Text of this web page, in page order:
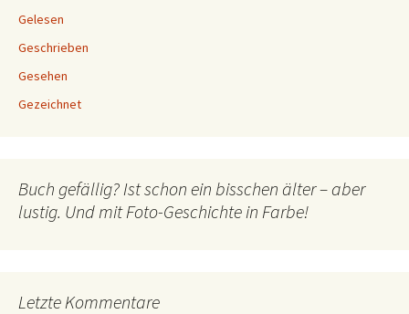
Gelesen
Geschrieben
Gesehen
Gezeichnet
Buch gefällig? Ist schon ein bisschen älter – aber
lustig. Und mit Foto-Geschichte in Farbe!
Letzte Kommentare